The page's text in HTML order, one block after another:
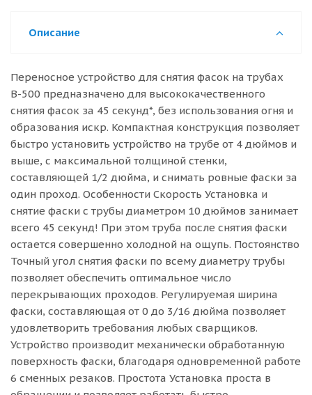
Описание
Переносное устройство для снятия фасок на трубах
В-500 предназначено для высококачественного
снятия фасок за 45 секунд*, без использования огня и
образования искр. Компактная конструкция позволяет
быстро установить устройство на трубе от 4 дюймов и
выше, с максимальной толщиной стенки,
составляющей 1/2 дюйма, и снимать ровные фаски за
один проход. Особенности Скорость Установка и
снятие фаски с трубы диаметром 10 дюймов занимает
всего 45 секунд! При этом труба после снятия фаски
остается совершенно холодной на ощупь. Постоянство
Точный угол снятия фаски по всему диаметру трубы
позволяет обеспечить оптимальное число
перекрывающих проходов. Регулируемая ширина
фаски, составляющая от 0 до 3/16 дюйма позволяет
удовлетворить требования любых сварщиков.
Устройство производит механически обработанную
поверхность фаски, благодаря одновременной работе
6 сменных резаков. Простота Установка проста в